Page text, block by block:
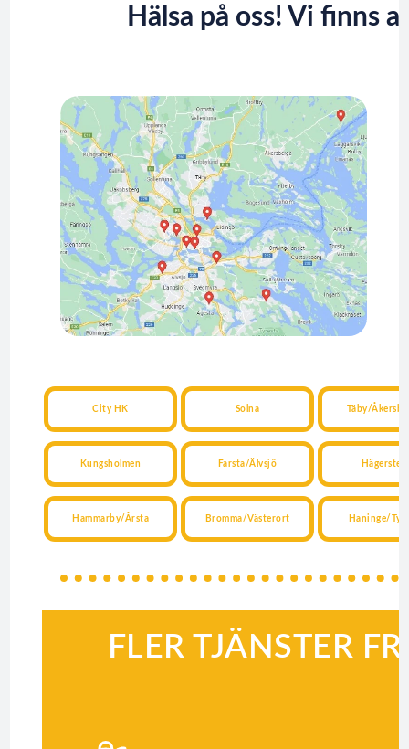
Hälsa på oss! Vi finns
City HK
Kungsholmen
Hammarby/Årsta
Solna
Farsta/Älvsjö
Bromma/Västerort
Täby/
Hägersten
Haninge/
FLER TJÄNSTER